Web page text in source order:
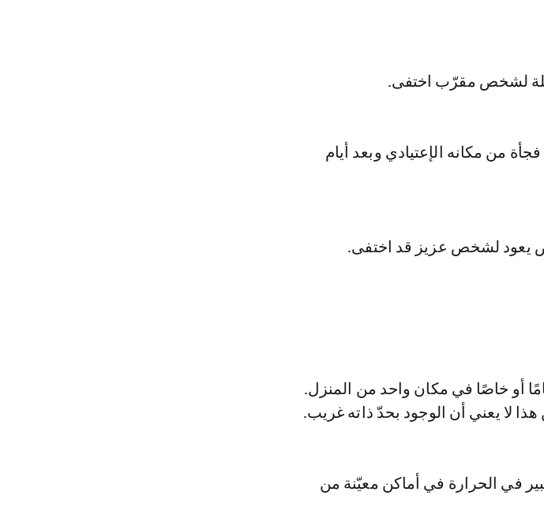
لشخص مقرّب اختفى.
من مكانه الإعتيادي وبعد أيام
لشخص عزيز قد اختفى.
أو خاصًا في مكان واحد من المنزل.
لا يعني أن الوجود بحدّ ذاته غريب.
في الحرارة في أماكن معيّنة من